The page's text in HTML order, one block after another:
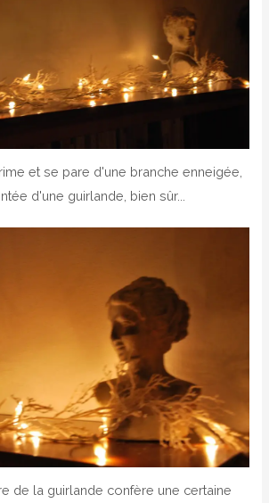
et se pare d'une branche enneigée,
d'une guirlande, bien sûr...
de la guirlande confère une certaine